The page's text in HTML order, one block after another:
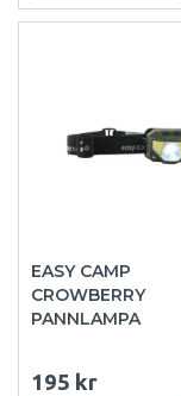
EASY CAMP
CROWBERRY
PANNLAMPA
195 kr